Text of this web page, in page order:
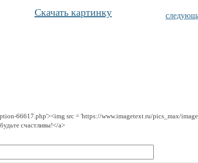
Скачать картинку
66617.php'><img src = 'https://www.imagetext.ru/pics_max/
счастливы!</a>